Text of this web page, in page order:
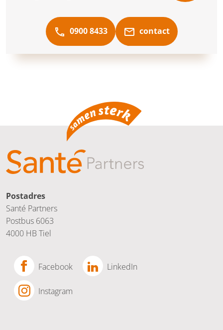
0900 8433 contact
Postadres
Santé Partners
Postbus 6063
4000 HB Tiel
Facebook LinkedIn
Instagram